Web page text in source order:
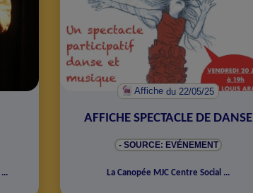
...
Affichedu 22/05/25
AFFICHE SPECTACLE DE DANSE
- SOURCE: EVÉNEMENT
La Canopée MJC Centre Social ...